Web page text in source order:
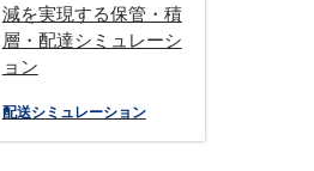
減を実現する保管・積
層・配達シミュレーシ
ョン
配送シミュレーション